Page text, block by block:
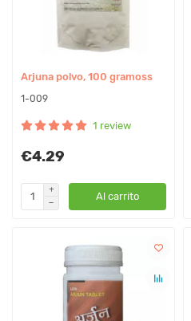
Arjuna polvo, 100 gramoss
1-009
1 review
€4.29
Al carrito